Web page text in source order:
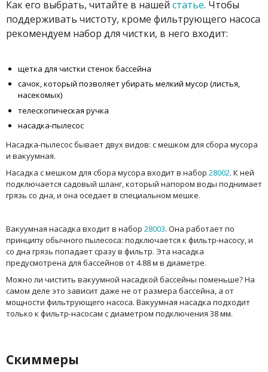
Как его выбрать, читайте в нашей статье. Чтобы
поддерживать чистоту, кроме фильтрующего насоса
рекомендуем набор для чистки, в него входит:
щетка для чистки стенок бассейна
сачок, который позволяет убирать мелкий мусор (листья,
насекомых)
телескопическая ручка
насадка-пылесос
Насадка-пылесос бывает двух видов: с мешком для сбора мусора
и вакуумная.
Насадка с мешком для сбора мусора входит в набор 28002. К ней
подключается садовый шланг, который напором воды поднимает
грязь со дна, и она оседает в специальном мешке.
Вакуумная насадка входит в набор 28003. Она работает по
принципу обычного пылесоса: подключается к фильтр-насосу, и
со дна грязь попадает сразу в фильтр. Эта насадка
предусмотрена для бассейнов от 4.88 м в диаметре.
Можно ли чистить вакуумной насадкой бассейны поменьше? На
самом деле это зависит даже не от размера бассейна, а от
мощности фильтрующего насоса. Вакуумная насадка подходит
только к фильтр-насосам с диаметром подключения 38 мм.
Скиммеры